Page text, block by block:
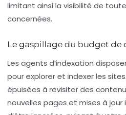
limitant ainsi la visibilité de
concernées.
Le gaspillage du budget de
Les agents d’indexation
pour explorer et indexer les
épuisées à revisiter des
nouvelles pages et mises à